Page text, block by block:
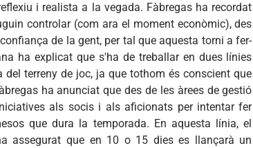
i realista a la vegada. Fàbregas ha recordat
controlar (com ara el moment econòmic), des
de la gent, per tal que aquesta torni a fer-
ha explicat que s'ha de treballar en dues línies
terreny de joc, ja que tothom és conscient que
ha anunciat que des de les àrees de gestió
als socis i als aficionats per intentar fer
que dura la temporada. En aquesta línia, el
assegurat que en 10 o 15 dies es llançarà un